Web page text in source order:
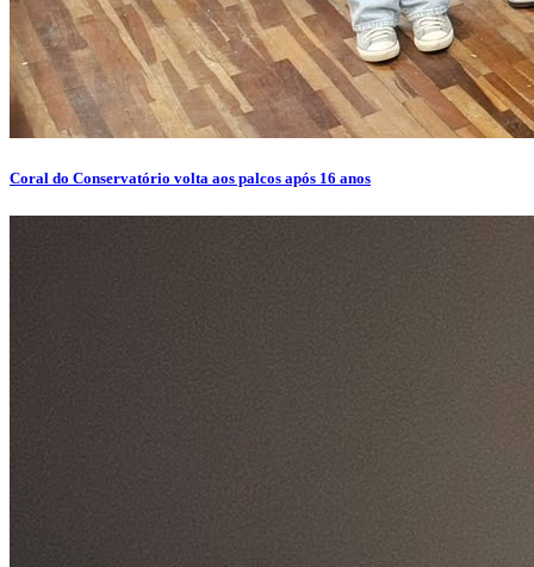
Coral do Conservatório volta aos palcos após 16 anos